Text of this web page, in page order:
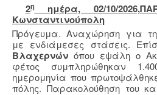
2η
ημέρα, 02/10/
Κωνσταντινούπολη
Πρόγευμα. Αναχώρηση για
με ενδιάμεσες στάσεις.
Βλαχερνών όπου εψάλη ο
φέτος συμπληρώθηκαν
ημερομηνία που
πόλης. Παρακολούθηση του